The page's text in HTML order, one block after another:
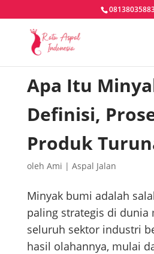
Apa Itu
Definisi,
Produk
oleh Ami | Aspal Jalan
Minyak bumi adalah
paling strategis di dunia
seluruh sektor industri
hasil olahannya, mulai